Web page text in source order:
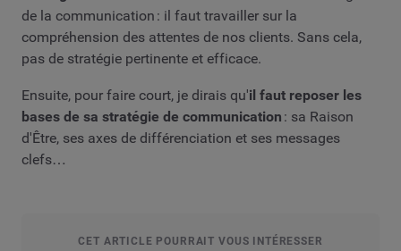
de la communication : il faut travailler sur la
compréhension des attentes de nos clients. Sans cela,
pas de stratégie pertinente et efficace.
Ensuite, pour faire court, je dirais qu'il faut reposer les
bases de sa stratégie de communication : sa Raison
d'Être, ses axes de différenciation et ses messages
clefs…
CET ARTICLE POURRAIT VOUS INTÉRESSER